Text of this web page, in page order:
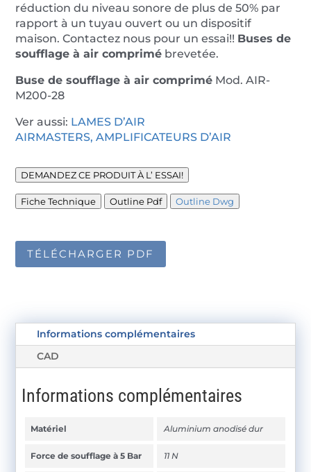
réduction du niveau sonore de plus de 50% par
rapport à un tuyau ouvert ou un dispositif
maison. Contactez nous pour un essai!! Buses de
soufflage à air comprimé brevetée.
Buse de soufflage à air comprimé Mod. AIR-
M200-28
Ver aussi: LAMES D’AIR
AIRMASTERS, AMPLIFICATEURS D’AIR
DEMANDEZ CE PRODUIT À L’ ESSAI!
Fiche Technique Outline Pdf Outline Dwg
TÉLÉCHARGER PDF
Informations complémentaires
CAD
Informations complémentaires
Matériel Aluminium anodisé dur
Force de soufflage à 5 Bar 11 N